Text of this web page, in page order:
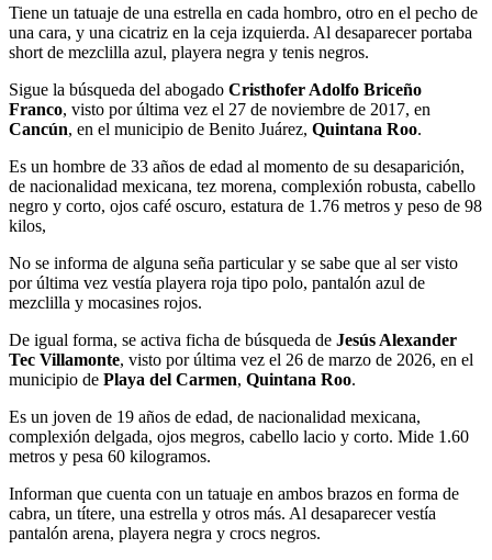
Tiene un tatuaje de una estrella en cada hombro, otro en el pecho de
una cara, y una cicatriz en la ceja izquierda. Al desaparecer portaba
short de mezclilla azul, playera negra y tenis negros.
Sigue la búsqueda del abogado Cristhofer Adolfo Briceño
Franco, visto por última vez el 27 de noviembre de 2017, en
Cancún, en el municipio de Benito Juárez, Quintana Roo.
Es un hombre de 33 años de edad al momento de su desaparición,
de nacionalidad mexicana, tez morena, complexión robusta, cabello
negro y corto, ojos café oscuro, estatura de 1.76 metros y peso de 98
kilos,
No se informa de alguna seña particular y se sabe que al ser visto
por última vez vestía playera roja tipo polo, pantalón azul de
mezclilla y mocasines rojos.
De igual forma, se activa ficha de búsqueda de Jesús Alexander
Tec Villamonte, visto por última vez el 26 de marzo de 2026, en el
municipio de Playa del Carmen, Quintana Roo.
Es un joven de 19 años de edad, de nacionalidad mexicana,
complexión delgada, ojos megros, cabello lacio y corto. Mide 1.60
metros y pesa 60 kilogramos.
Informan que cuenta con un tatuaje en ambos brazos en forma de
cabra, un títere, una estrella y otros más. Al desaparecer vestía
pantalón arena, playera negra y crocs negros.